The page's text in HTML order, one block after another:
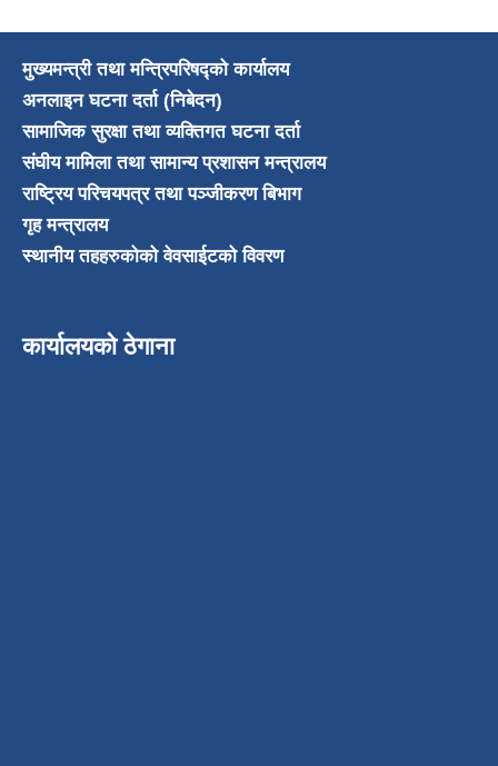
मुख्यमन्त्री तथा मन्त्रिपरिषद्को कार्यालय
अनलाइन घटना दर्ता (निबेदन)
सामाजिक सुरक्षा तथा व्यक्तिगत घटना दर्ता
संघीय मामिला तथा सामान्य प्रशासन मन्त्रालय
राष्ट्रिय परिचयपत्र तथा पञ्जीकरण बिभाग
गृह मन्त्रालय
स्थानीय तहहरुकोको वेवसाईटको विवरण
कार्यालयको ठेगाना